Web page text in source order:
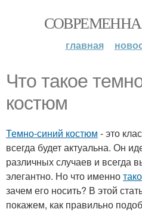
главная
Что такое
костюм
Темно-синий костюм - это
всегда будет актуальна. Он
различных случаев и всегда
элегантно. Но что именно
зачем его носить? В этой
покажем, как правильно